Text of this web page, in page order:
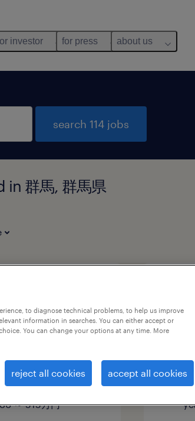
investor for press about us
search 114 jobs
in 群馬, 群馬県
サポート専任職
群馬県）
- ¥5,150,000 per
～ 515万円
【障
保険
員）
to diagnose technical problems, to help us improve
information in searches. You can either accept or
You can change your options at any time. More
reject all cookies accept all cookies